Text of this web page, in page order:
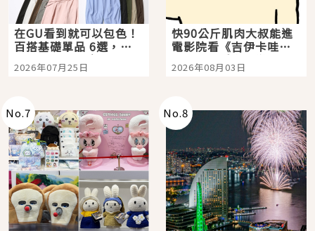
在GU看到就可以包色！
百搭基礎單品 6選，閉
眼全收也不心疼
2026年07月25日
快90公斤肌肉大叔能進
電影院看《吉伊卡哇》
嗎？日本重金屬樂團
「打首」會長與nagano
2026年08月03日
No.7 No.8